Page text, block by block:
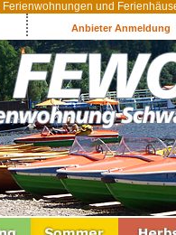
Ferienwohnungen und
Anbieter Anmeldung